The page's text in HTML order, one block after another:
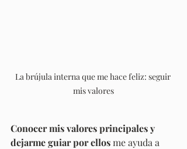
La brújula interna que me hace feliz: seguir
mis valores
Conocer mis valores principales y
dejarme guiar por ellos me ayuda a